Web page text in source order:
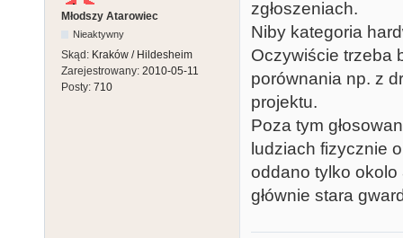
Młodszy Atarowiec
Nieaktywny
Skąd: Kraków / Hildesheim
Zarejestrowany: 2010-05-11
Posty: 710
zgłoszeniach.
Niby kategoria
Oczywiście trzeba
porównania np. z
projektu.
Poza tym
ludziach fizycznie
oddano tylko okolo
głównie stara